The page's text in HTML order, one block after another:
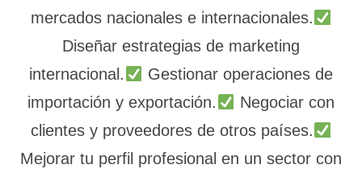
mercados nacionales e internacionales.
Diseñar estrategias de marketing
internacional.
Gestionar operaciones de
importación y exportación.
Negociar con
clientes y proveedores de otros países.
Mejorar tu perfil profesional en un sector con